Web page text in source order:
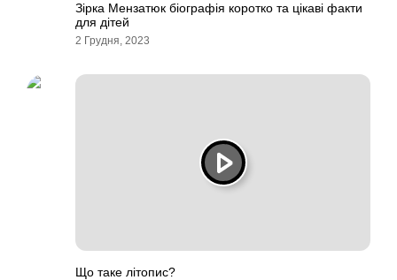
Зірка Мензатюк біографія коротко та цікаві факти
для дітей
2 Грудня, 2023
Що таке літопис?